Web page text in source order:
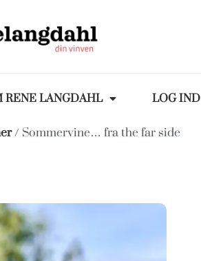
RENE LANGDAHL LOG IND
/ Sommervine… fra the far side